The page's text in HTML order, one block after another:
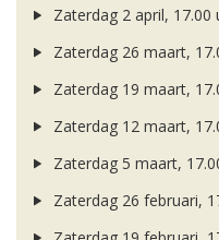
Zaterdag 2 april, 17.00
Zaterdag 26 maart,
Zaterdag 19 maart,
Zaterdag 12 maart,
Zaterdag 5 maart,
Zaterdag 26 februari,